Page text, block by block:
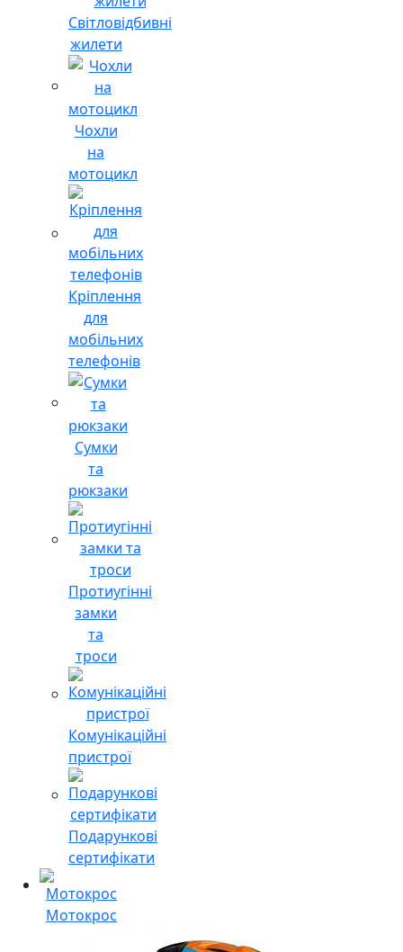
Світловідбивні
жилети
Чохли
на
мотоцикл
Кріплення
для
мобільних
телефонів
Сумки
та
рюкзаки
Протиугінні
замки
та
троси
Комунікаційні
пристрої
Подарункові
сертифікати
Мотокрос